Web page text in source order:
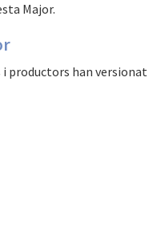
Major.
i productors han versionat